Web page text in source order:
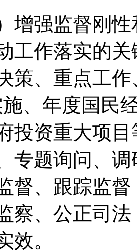
强监督刚性
工作落实的
策、重点工
、年度国民
投资重大项目
专题询问、
督、跟踪监督
察、公正司法
效。